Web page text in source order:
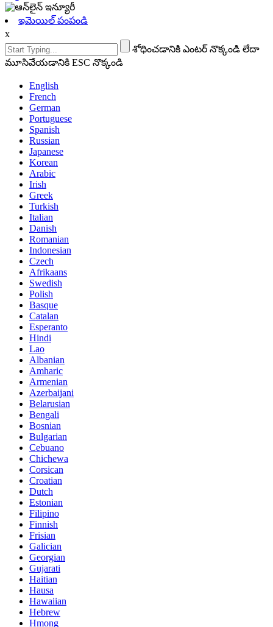
ఇమెయిల్ పంపండి
x
శోధించడానికి ఎంటర్ నొక్కండి లేదా
మూసివేయడానికి ESC నొక్కండి
English
French
German
Portuguese
Spanish
Russian
Japanese
Korean
Arabic
Irish
Greek
Turkish
Italian
Danish
Romanian
Indonesian
Czech
Afrikaans
Swedish
Polish
Basque
Catalan
Esperanto
Hindi
Lao
Albanian
Amharic
Armenian
Azerbaijani
Belarusian
Bengali
Bosnian
Bulgarian
Cebuano
Chichewa
Corsican
Croatian
Dutch
Estonian
Filipino
Finnish
Frisian
Galician
Georgian
Gujarati
Haitian
Hausa
Hawaiian
Hebrew
Hmong